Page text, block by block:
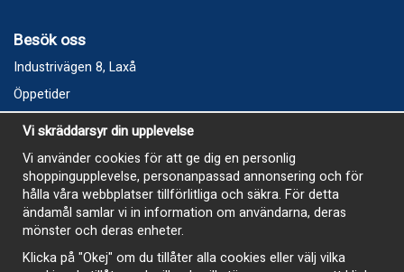
Besök oss
Industrivägen 8, Laxå
Öppetider
Vecka 32
Måndag kl 9-12, kl 13 - 15
Onsdag kl 9-12, kl 13 - 15
Tisdag, Tordag och Fredag stängt
E-Handelsbutiken är öppen och paket skickas hela
sommaren
Vi skräddarsyr din upplevelse
Vi använder cookies för att ge dig en personlig
shoppingupplevelse, personanpassad annonsering och för
hålla våra webbplatser tillförlitliga och säkra. För detta
ändamål samlar vi in information om användarna, deras
mönster och deras enheter.
Klicka på "Okej" om du tillåter alla cookies eller välj vilka